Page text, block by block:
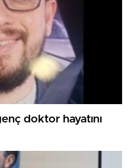
doktor hayatını